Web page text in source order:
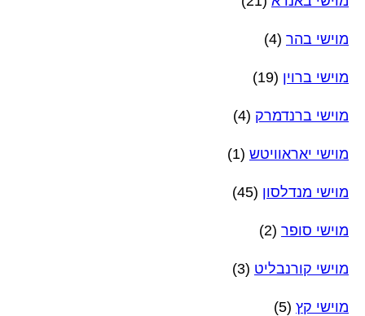
מוישי בהר (4)
מוישי ברוין (19)
מוישי ברנדמרק (4)
מוישי יאראוויטש (1)
מוישי מנדלסון (45)
מוישי סופר (2)
מוישי קורנבליט (3)
מוישי קץ (5)